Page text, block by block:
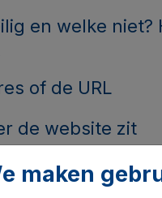
en welke niet?
of de URL
de website zit
de reviews
maken